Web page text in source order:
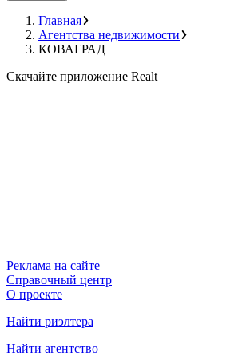
Главная
Агентства недвижимости
КОВАГРАД
Скачайте приложение Realt
Реклама на сайте
Справочный центр
О проекте
Найти риэлтера
Найти агентство